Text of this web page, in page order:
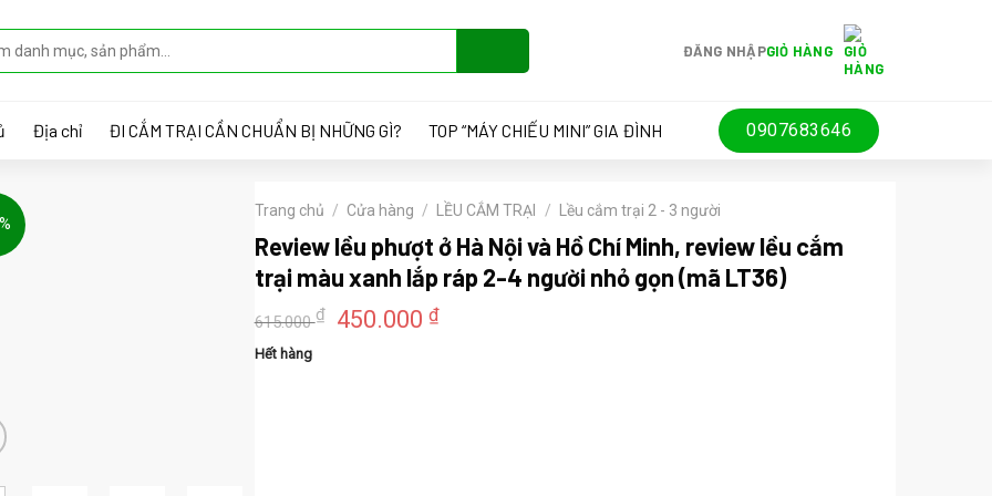
ĐĂNG NHẬPGIỎ HÀNG
Địa chỉ ĐI CẮM TRẠI CẦN CHUẨN BỊ NHỮNG GÌ? TOP “MÁY CHIẾU MINI” GIA ĐÌNH 0907683646
Trang chủ / Cửa hàng / LỀU CẮM TRẠI / Lều cắm trại 2 - 3 người
Review lều phượt ở Hà Nội và Hồ Chí Minh, review lều cắm
trại màu xanh lắp ráp 2-4 người nhỏ gọn (mã LT36)
615.000₫
Giá
450.000₫Giá
Hết hàng